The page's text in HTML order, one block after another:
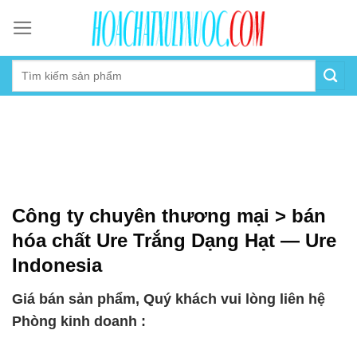
content
Công ty chuyên thương mại > bán
hóa chất Ure Trắng Dạng Hạt — Ure
Indonesia
Giá bán sản phẩm, Quý khách vui lòng liên hệ
Phòng kinh doanh :